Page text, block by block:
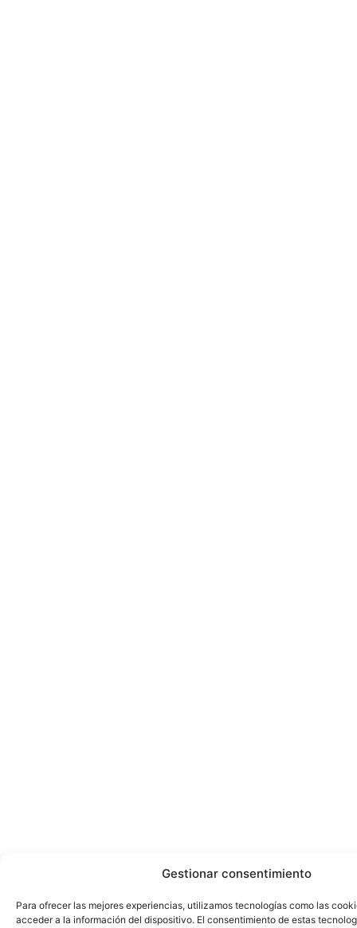
Gestionar consentimiento
Para ofrecer las mejores experiencias, utilizamos tecnologías como las
acceder a la información del dispositivo. El consentimiento de estas